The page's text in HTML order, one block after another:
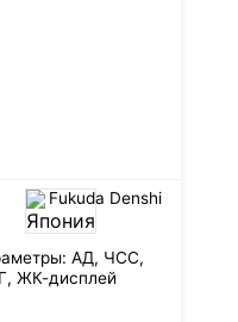
Fukuda Denshi
АД, ЧСС,
ЖК-дисплей